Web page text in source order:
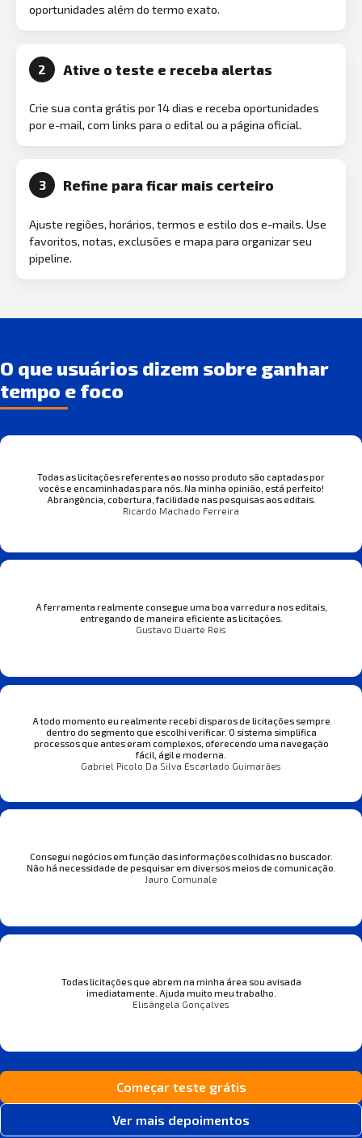
oportunidades além do termo exato.
2 Ative o teste e receba alertas
Crie sua conta grátis por 14 dias e receba oportunidades
por e-mail, com links para o edital ou a página oficial.
3 Refine para ficar mais certeiro
Ajuste regiões, horários, termos e estilo dos e-mails. Use
favoritos, notas, exclusões e mapa para organizar seu
pipeline.
O que usuários dizem sobre ganhar
tempo e foco
Todas as licitações referentes ao nosso produto são captadas por
vocês e encaminhadas para nós. Na minha opinião, está perfeito!
Abrangência, cobertura, facilidade nas pesquisas aos editais.
Ricardo Machado Ferreira
A ferramenta realmente consegue uma boa varredura nos editais,
entregando de maneira eficiente as licitações.
Gustavo Duarte Reis
A todo momento eu realmente recebi disparos de licitações sempre
dentro do segmento que escolhi verificar. O sistema simplifica
processos que antes eram complexos, oferecendo uma navegação
fácil, ágil e moderna.
Gabriel Picolo Da Silva Escarlado Guimarães
Consegui negócios em função das informações colhidas no buscador.
Não há necessidade de pesquisar em diversos meios de comunicação.
Jauro Comunale
Todas licitações que abrem na minha área sou avisada
imediatamente. Ajuda muito meu trabalho.
Elisângela Gonçalves
Começar teste grátis
Ver mais depoimentos